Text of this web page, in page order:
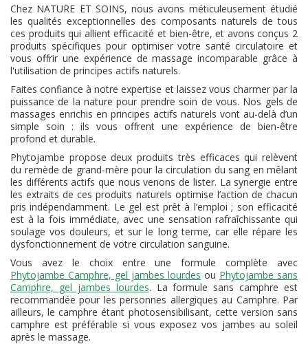
Chez NATURE ET SOINS, nous avons méticuleusement étudié
les qualités exceptionnelles des composants naturels de tous
ces produits qui allient efficacité et bien-être, et avons conçus 2
produits spécifiques pour optimiser votre santé circulatoire et
vous offrir une expérience de massage incomparable grâce à
l'utilisation de principes actifs naturels.
Faites confiance à notre expertise et laissez vous charmer par la
puissance de la nature pour prendre soin de vous. Nos gels de
massages enrichis en principes actifs naturels vont au-delà d’un
simple soin : ils vous offrent une expérience de bien-être
profond et durable.
Phytojambe propose deux produits très efficaces qui relèvent
du remède de grand-mère pour la circulation du sang en mêlant
les différents actifs que nous venons de lister. La synergie entre
les extraits de ces produits naturels optimise l’action de chacun
pris indépendamment. Le gel est prêt à l’emploi ; son efficacité
est à la fois immédiate, avec une sensation rafraîchissante qui
soulage vos douleurs, et sur le long terme, car elle répare les
dysfonctionnement de votre circulation sanguine.
Vous avez le choix entre une formule complète avec
Phytojambe Camphre, gel jambes lourdes ou Phytojambe sans
Camphre, gel jambes lourdes. La formule sans camphre est
recommandée pour les personnes allergiques au Camphre. Par
ailleurs, le camphre étant photosensibilisant, cette version sans
camphre est préférable si vous exposez vos jambes au soleil
après le massage.